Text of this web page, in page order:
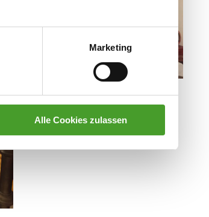
Marketing
Alle Cookies zulassen